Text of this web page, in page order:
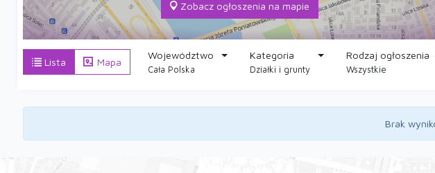
Zobacz ogłoszenia na mapie
Lista Mapa
Województwo
Cała Polska
Kategoria
Działki i grunty
Rodzaj ogłoszenia
Wszystkie
Brak